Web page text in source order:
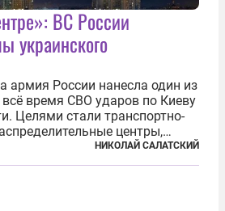
ВС России
украинского
армия России нанесла один из
время СВО ударов по Киеву
Целями стали транспортно-
центры,
для хранения и
и грузов военного
НИКОЛАЙ САЛАТСКИЙ